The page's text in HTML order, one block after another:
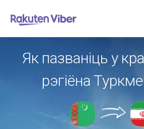
Як пазваніць у
рэгіёна